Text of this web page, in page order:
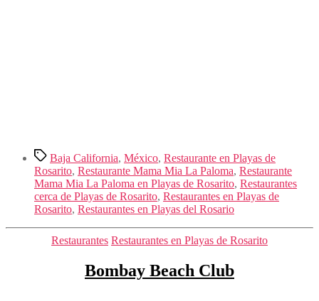
Etiquetas
Baja California, México, Restaurante en Playas de
Rosarito, Restaurante Mama Mia La Paloma, Restaurante
Mama Mia La Paloma en Playas de Rosarito, Restaurantes
cerca de Playas de Rosarito, Restaurantes en Playas de
Rosarito, Restaurantes en Playas del Rosario
Categorías
Restaurantes Restaurantes en Playas de Rosarito
Bombay Beach Club